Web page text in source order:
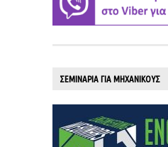
ΣΕΜΙΝΑΡΙΑ ΓΙΑ ΜΗΧΑΝΙΚΟΥΣ